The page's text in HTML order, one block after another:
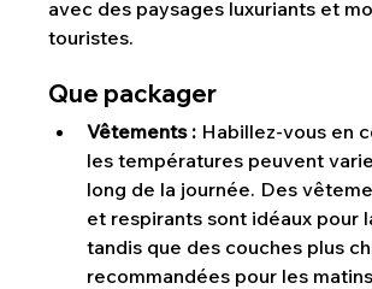
avec des paysages luxuriants et
touristes.
Que packager
Vêtements : Habillez-vous en
les températures peuvent
long de la journée. Des
et respirants sont idéaux pour
tandis que des couches plus
recommandées pour les